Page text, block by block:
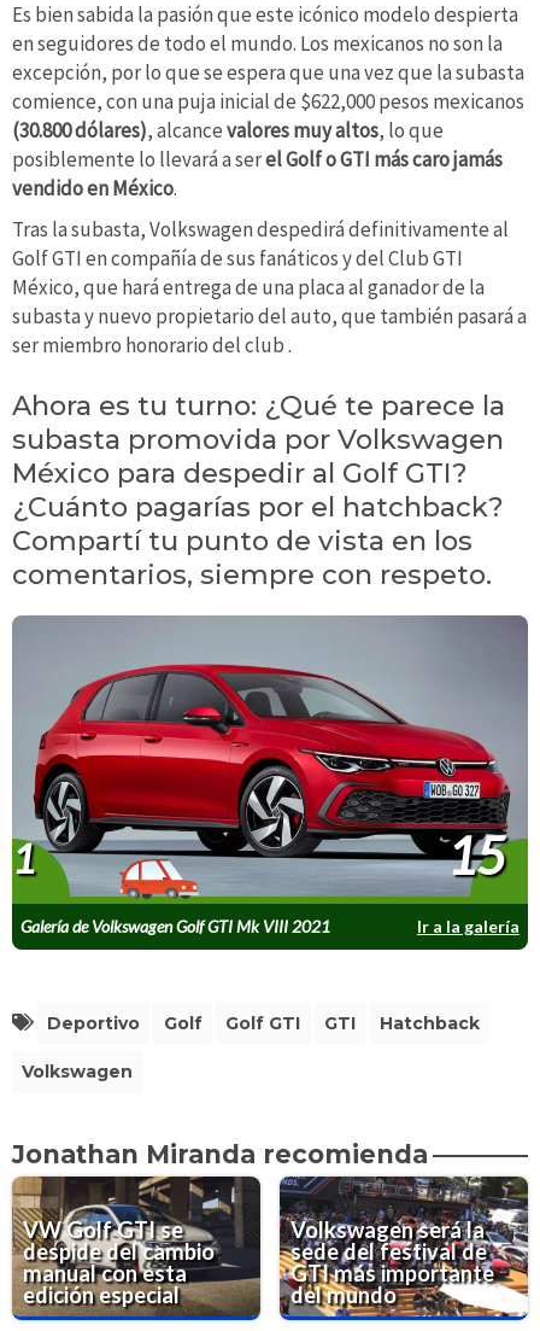
Es bien sabida la pasión que este icónico modelo despierta
en seguidores de todo el mundo. Los mexicanos no son la
excepción, por lo que se espera que una vez que la subasta
comience, con una puja inicial de $622,000 pesos mexicanos
(30.800 dólares), alcancevalores muy altos, lo que
posiblemente lo llevará a serel Golfo GTI más caro jamás
vendido en México.
Tras la subasta, Volkswagen despedirá definitivamente al
Golf GTI en compañía de sus fanáticos y del Club GTI
México, que hará entrega de una placa al ganador de la
subasta y nuevo propietario del auto, que también pasará a
ser miembro honorario del club .
Ahora es tu turno: ¿Qué te parece la
subasta promovida por Volkswagen
México para despedir al Golf GTI?
¿Cuánto pagarías por el hatchback?
Compartí tu punto de vista en los
comentarios, siempre con respeto.
Galería de Volkswagen Golf GTI Mk VIII 2021 Ir a la galería
1 15
Deportivo Golf Golf GTI GTI Hatchback
Volkswagen
Jonathan Miranda recomienda
VW Golf GTI se
despide del cambio
manual con esta
edición especial
Volkswagen será la
sede del festival de
GTI más importante
del mundo